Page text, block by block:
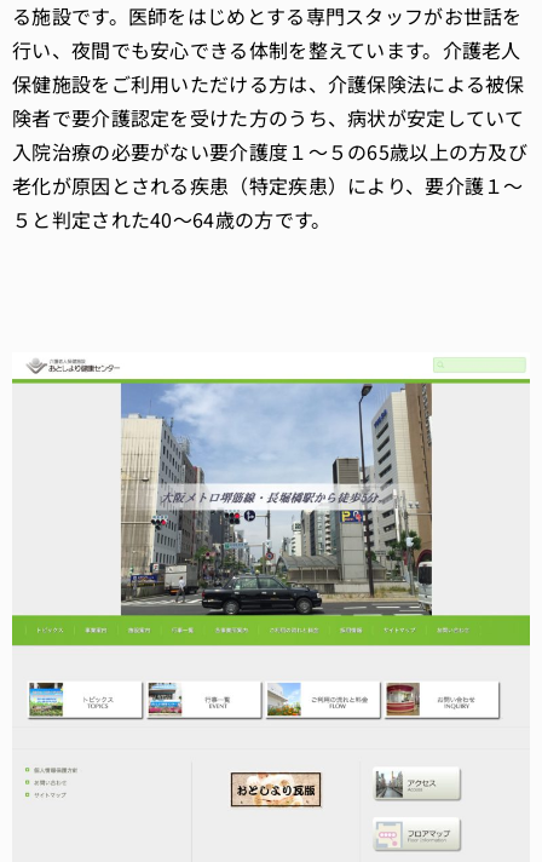
る施設です。医師をはじめとする専門スタッフがお世話を
行い、夜間でも安心できる体制を整えています。介護老人
保健施設をご利用いただける方は、介護保険法による被保
険者で要介護認定を受けた方のうち、病状が安定していて
入院治療の必要がない要介護度１～５の65歳以上の方及び
老化が原因とされる疾患（特定疾患）により、要介護１～
５と判定された40～64歳の方です。